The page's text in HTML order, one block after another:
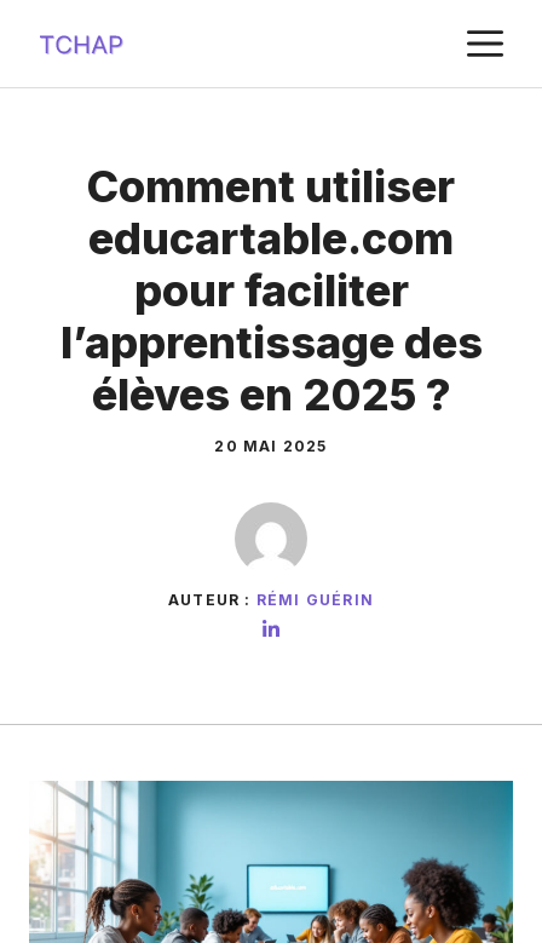
contenu
Comment utiliser
educartable.com
pour faciliter
l’apprentissage des
élèves en 2025 ?
20 MAI 2025
AUTEUR : RÉMI GUÉRIN